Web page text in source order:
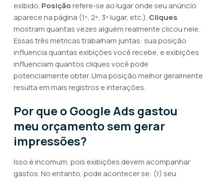
exibido. Posiçãorefere-se ao lugar onde seu anúncio
aparece na página (1º, 2º, 3º lugar, etc.). Cliques
mostram quantas vezes alguém realmente clicou nele.
Essas três métricas trabalham juntas: sua posição
influencia quantas exibições você recebe, e exibições
influenciam quantos cliques você pode
potencialmente obter. Uma posição melhor geralmente
resulta em mais registros e interações.
Por que o Google Ads gastou
meu orçamento sem gerar
impressões?
Isso é incomum, pois exibições devem acompanhar
gastos. No entanto, pode acontecer se: (1) seu